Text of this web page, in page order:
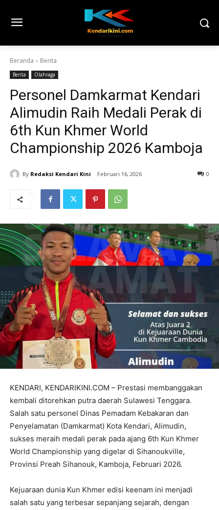
Beranda Berita
Berita Olahraga
Personel Damkarmat Kendari
Alimudin Raih Medali Perak di
6th Kun Khmer World
Championship 2026 Kamboja
By Redaksi Kendari Kini Februari 16, 2026 0
KENDARI, KENDARIKINI.COM – Prestasi membanggakan
kembali ditorehkan putra daerah Sulawesi Tenggara.
Salah satu personel Dinas Pemadam Kebakaran dan
Penyelamatan (Damkarmat) Kota Kendari, Alimudin,
sukses meraih medali perak pada ajang 6th Kun Khmer
World Championship yang digelar di Sihanoukville,
Provinsi Preah Sihanouk, Kamboja, Februari 2026.
Kejuaraan dunia Kun Khmer edisi keenam ini menjadi
salah satu yang terbesar sepanjang sejarah, dengan